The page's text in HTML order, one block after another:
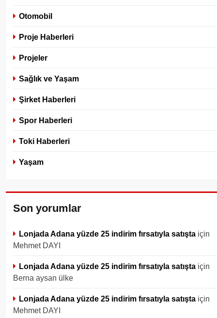
Otomobil
Proje Haberleri
Projeler
Sağlık ve Yaşam
Şirket Haberleri
Spor Haberleri
Toki Haberleri
Yaşam
Son yorumlar
Lonjada Adana yüzde 25 indirim fırsatıyla satışta için
Mehmet DAYI
Lonjada Adana yüzde 25 indirim fırsatıyla satışta için
Berna aysan ülke
Lonjada Adana yüzde 25 indirim fırsatıyla satışta için
Mehmet DAYI